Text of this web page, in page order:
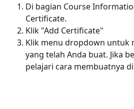
Di bagian Course
Certificate.
Klik "Add Certificate"
Klik menu dropdown untuk
yang telah Anda buat. Jika
pelajari cara membuatnya